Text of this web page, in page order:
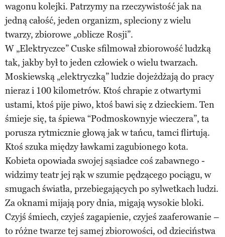
wagonu kolejki. Patrzymy na rzeczywistość jak na
jedną całość, jeden organizm, spleciony z wielu
twarzy, zbiorowe „oblicze Rosji”.
W „Elektryczce” Cuske sfilmował zbiorowość ludzką
tak, jakby był to jeden człowiek o wielu twarzach.
Moskiewską „elektryczką” ludzie dojeżdżają do pracy
nieraz i 100 kilometrów. Ktoś chrapie z otwartymi
ustami, ktoś pije piwo, ktoś bawi się z dzieckiem. Ten
śmieje się, ta śpiewa “Podmoskownyje wieczera”, ta
porusza rytmicznie głową jak w tańcu, tamci flirtują.
Ktoś szuka między ławkami zagubionego kota.
Kobieta opowiada swojej sąsiadce coś zabawnego -
widzimy teatr jej rąk w szumie pędzącego pociągu, w
smugach światła, przebiegających po sylwetkach ludzi.
Za oknami mijają pory dnia, migają wysokie bloki.
Czyjś śmiech, czyjeś zagapienie, czyjeś zaaferowanie –
to różne twarze tej samej zbiorowości, od dzieciństwa